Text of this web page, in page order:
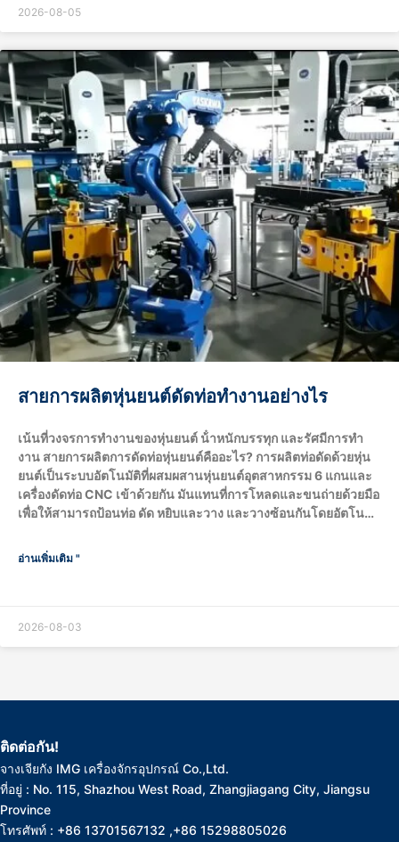
belts, downstream end‑processing stations for flaring,
chamfering and boring. How does robot loading boost
production throughput? A: Does robotic loading improve
bending quality & consistency? A: Yes.Human‑operated
loading introduces variable positioning offsets, scratches,
…
2026-08-05
สายการผลิตหุ่นยนต์ดัดท่อทํางานอย่างไร
เน้นที่วงจรการทํางานของหุ่นยนต์ น้ําหนักบรรทุก และรัศมีการทํา
งาน สายการผลิตการดัดท่อหุ่นยนต์คืออะไร? การผลิตท่อดัดด้วยหุ่น
ยนต์เป็นระบบอัตโนมัติที่ผสมผสานหุ่นยนต์อุตสาหกรรม 6 แกนและ
เครื่องดัดท่อ CNC เข้าด้วยกัน มันแทนที่การโหลดและขนถ่ายด้วยมือ
เพื่อให้สามารถป้อนท่อ ดัด หยิบและวาง และวางซ้อนกันโดยอัตโนมัติ
จะกําหนดขนาดและน้ําหนักสูงสุดของเครื่องจักรผ่านน้ําหนักบรรทุก
อ่านเพิ่มเติม "
2026-08-03
ติดต่อกัน!
จางเจียกัง IMG เครื่องจักรอุปกรณ์ Co.,Ltd.
ที่อยู่ : No. 115, Shazhou West Road, Zhangjiagang City, Jiangsu
Province
โทรศัพท์ : +86 13701567132 ,+86 15298805026